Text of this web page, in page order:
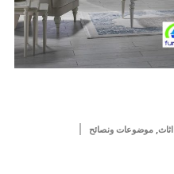
اثاث, موضوعات ونصائح